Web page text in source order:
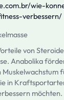
wie-
verbessern/
von
Anabolika
Muskelwachstum
in
möchten.